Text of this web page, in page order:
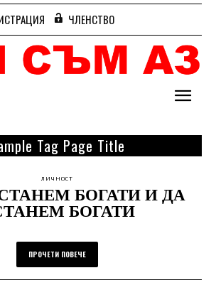
ЧЛЕНСТВО
Tag Page Title
ЛИЧНОСТ
БОГАТИ И ДА
БОГАТИ
ПРОЧЕТИ ПОВЕЧЕ